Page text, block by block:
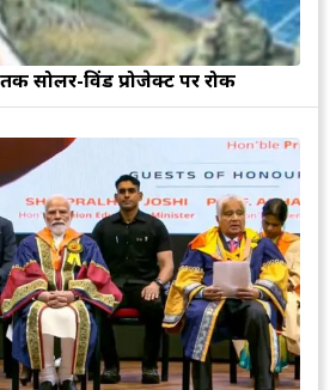
तक सोलर-विंड प्रोजेक्ट पर रोक